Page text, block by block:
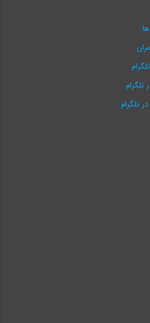
تلگرام